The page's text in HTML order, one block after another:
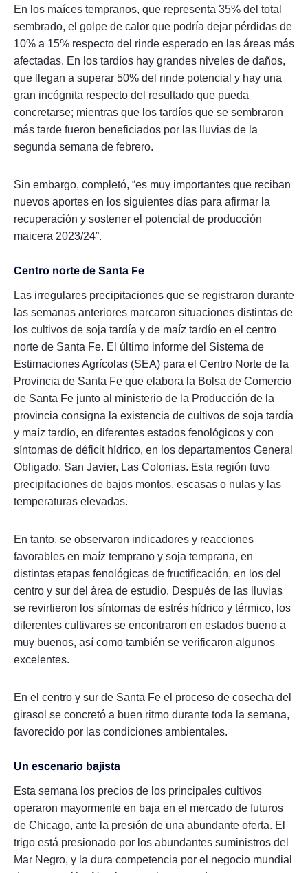
En los maíces tempranos, que representa 35% del total
sembrado, el golpe de calor que podría dejar pérdidas de
10% a 15% respecto del rinde esperado en las áreas más
afectadas. En los tardíos hay grandes niveles de daños,
que llegan a superar 50% del rinde potencial y hay una
gran incógnita respecto del resultado que pueda
concretarse; mientras que los tardíos que se sembraron
más tarde fueron beneficiados por las lluvias de la
segunda semana de febrero.
Sin embargo, completó, “es muy importantes que reciban
nuevos aportes en los siguientes días para afirmar la
recuperación y sostener el potencial de producción
maicera 2023/24”.
Centro norte de Santa Fe
Las irregulares precipitaciones que se registraron durante
las semanas anteriores marcaron situaciones distintas de
los cultivos de soja tardía y de maíz tardío en el centro
norte de Santa Fe. El último informe del Sistema de
Estimaciones Agrícolas (SEA) para el Centro Norte de la
Provincia de Santa Fe que elabora la Bolsa de Comercio
de Santa Fe junto al ministerio de la Producción de la
provincia consigna la existencia de cultivos de soja tardía
y maíz tardío, en diferentes estados fenológicos y con
síntomas de déficit hídrico, en los departamentos General
Obligado, San Javier, Las Colonias. Esta región tuvo
precipitaciones de bajos montos, escasas o nulas y las
temperaturas elevadas.
En tanto, se observaron indicadores y reacciones
favorables en maíz temprano y soja temprana, en
distintas etapas fenológicas de fructificación, en los del
centro y sur del área de estudio. Después de las lluvias
se revirtieron los síntomas de estrés hídrico y térmico, los
diferentes cultivares se encontraron en estados bueno a
muy buenos, así como también se verificaron algunos
excelentes.
En el centro y sur de Santa Fe el proceso de cosecha del
girasol se concretó a buen ritmo durante toda la semana,
favorecido por las condiciones ambientales.
Un escenario bajista
Esta semana los precios de los principales cultivos
operaron mayormente en baja en el mercado de futuros
de Chicago, ante la presión de una abundante oferta. El
trigo está presionado por los abundantes suministros del
Mar Negro, y la dura competencia por el negocio mundial